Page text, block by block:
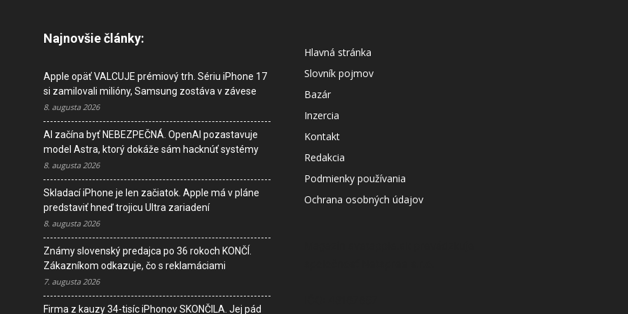
Najnovšie články:
Apple opäť VALCUJE prémiový trh. Sériu iPhone 17
si zamilovali milióny, Samsung zostáva v závese
8. augusta 2026
AI začína byť NEBEZPEČNÁ. OpenAI pozastavuje
model Astra, ktorý dokáže sám hacknúť systémy
8. augusta 2026
Skladací iPhone je len začiatok. Apple má v pláne
predstaviť hneď trojicu Ultra zariadení
8. augusta 2026
Známy slovenský predajca po 36 rokoch KONČÍ.
Zákazníkom odkazuje, čo s reklamáciami
7. augusta 2026
Firma z kauzy 34-tisíc iPhonov SKONČILA. Jej pád
Hlavná stránka
Slovník pojmov
Bazár
Inzercia
Kontakt
Redakcia
Podmienky používania
Ochrana osobných údajov